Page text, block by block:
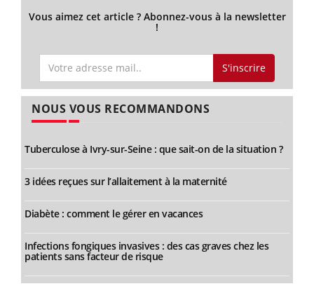
Vous aimez cet article ? Abonnez-vous à la newsletter
!
S'inscrire
NOUS VOUS RECOMMANDONS
Tuberculose à Ivry-sur-Seine : que sait-on de la situation ?
3 idées reçues sur l’allaitement à la maternité
Diabète : comment le gérer en vacances
Infections fongiques invasives : des cas graves chez les
patients sans facteur de risque